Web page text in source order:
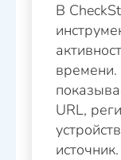
В
времени.
URL,
источник.